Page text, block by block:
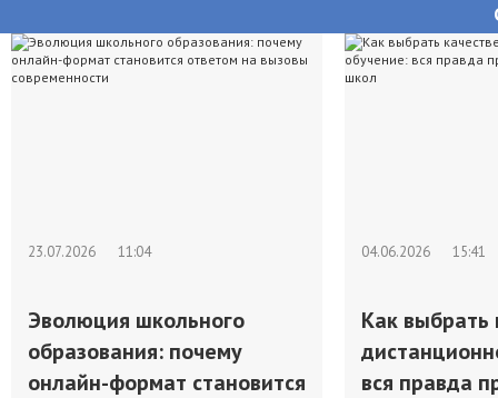
23.07.2026 11:04
Эволюция школьного
образования: почему
онлайн-формат становится
04.06.2026 15:41
Как выбрать
вся правда